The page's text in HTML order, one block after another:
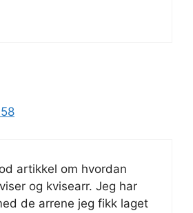
artikkel om hvordan
og kvisearr. Jeg har
de arrene jeg fikk laget